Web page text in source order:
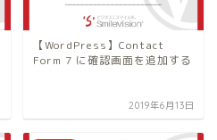
【WordPress】Contact
Form 7 に確認画面を追加する
2019年6月13日